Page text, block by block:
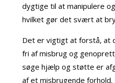
dygtige til at manipulere
hvilket gør det svært at
Det er vigtigt at forstå, at
fri af misbrug og
søge hjælp og støtte er
af et misbrugende